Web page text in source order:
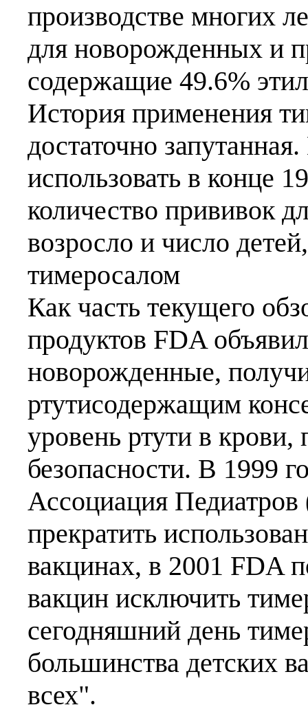
производстве многих
для новорожденных и
содержащие 49.6%
История применения
достаточно
использовать в конце
количество прививок
возросло и число
тимеросалом
Как часть текущего
продуктов FDA
новорожденные,
ртутисодержащим
уровень ртути в
безопасности. В 1999
Ассоциация
прекратить
вакцинах, в 2001 FDA
вакцин исключить
сегодняшний день
большинства детских
всех".